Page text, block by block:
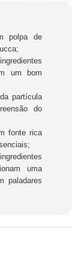
polpa de
um bom
partícula
do
fonte rica
uma
paladares